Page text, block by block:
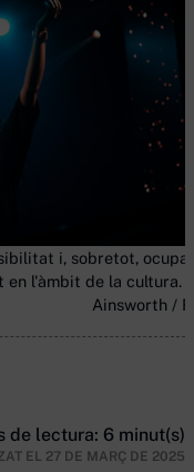
i, sobretot,
l'àmbit de la cultura.
Ainsworth /
de lectura: 6 minut(s)
EL 27 DE MARÇ DE 2025